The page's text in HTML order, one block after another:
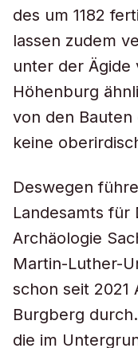
des um 1182
lassen zudem
unter der Ägide
Höhenburg
von den
keine
Deswegen
Landesamts für
Archäologie
Martin-Luther-
schon seit 2021
Burgberg
die im